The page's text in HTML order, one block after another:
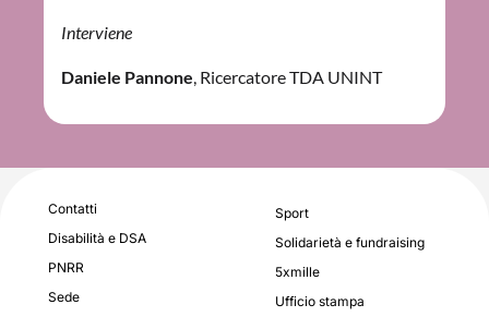
Interviene
Daniele Pannone, Ricercatore TDA UNINT
Contatti
Disabilità e DSA
PNRR
Sede
Sport
Solidarietà e fundraising
5xmille
Ufficio stampa